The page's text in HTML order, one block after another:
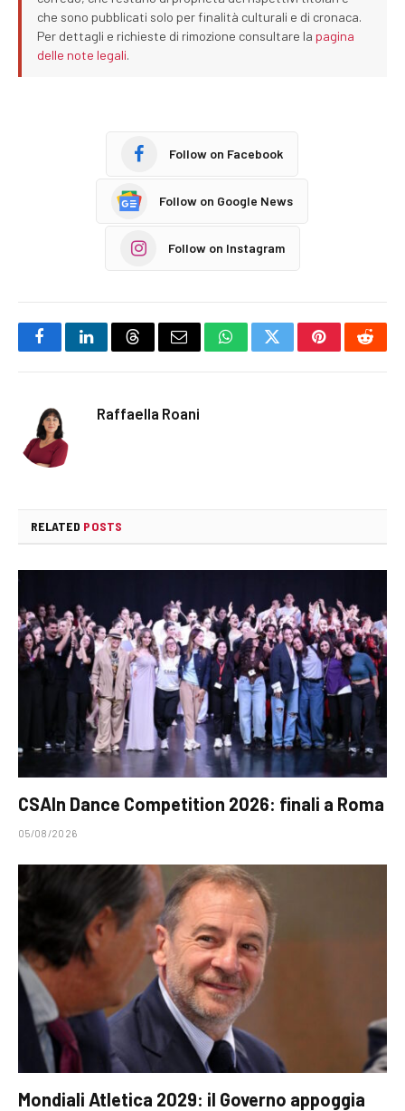
che sono pubblicati solo per finalità culturali e di cronaca.
Per dettagli e richieste di rimozione consultare la pagina
delle note legali.
Follow on Facebook
Follow on Google News
Follow on Instagram
FacebookLinkedInThreadsEmail WhatsAppTwitterPinterest
Raffaella Roani
RELATED POSTS
CSAIn Dance Competition 2026: finali a Roma
05/08/2026
Mondiali Atletica 2029: il Governo appoggia